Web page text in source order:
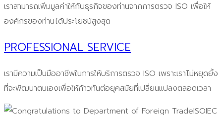
เราสามารถเพิ่มมูลค่าให้กับธุรกิจของท่านจากการตรวจ ISO เพื่อให้
องค์กรของท่านได้ประโยชน์สูงสุด
PROFESSIONAL SERVICE
เรามีความเป็นมืออาชีพในการให้บริการตรวจ ISO เพราะเราไม่หยุดยั้ง
ที่จะพัฒนาตนเองเพื่อให้ก้าวทันต่อยุคสมัยที่เปลี่ยนแปลงตลอดเวลา